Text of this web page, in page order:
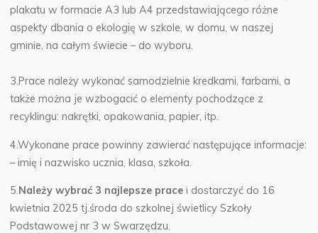
plakatu w formacie A3 lub A4 przedstawiającego różne
aspekty dbania o ekologię w szkole, w domu, w naszej
gminie, na całym świecie – do wyboru.
3.Prace należy wykonać samodzielnie kredkami, farbami, a
także można je wzbogacić o elementy pochodzące z
recyklingu: nakrętki, opakowania, papier, itp.
4.Wykonane prace powinny zawierać następujące informacje:
– imię i nazwisko ucznia, klasa, szkoła.
5.Należy wybrać 3 najlepsze prace i dostarczyć do 16
kwietnia 2025 tj.środa do szkolnej świetlicy Szkoły
Podstawowej nr 3 w Swarzędzu.